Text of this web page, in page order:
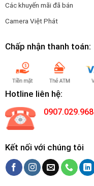
Các khuyến mãi đã bán
Camera Việt Phát
Chấp nhận thanh toán:
Hotline liên hệ:
0907.029.968
Kết nối với chúng tôi